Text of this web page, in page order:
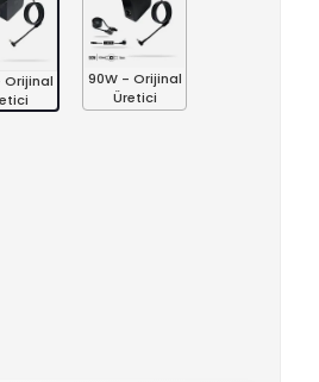
Orijinal
90W - Orijinal
Üretici